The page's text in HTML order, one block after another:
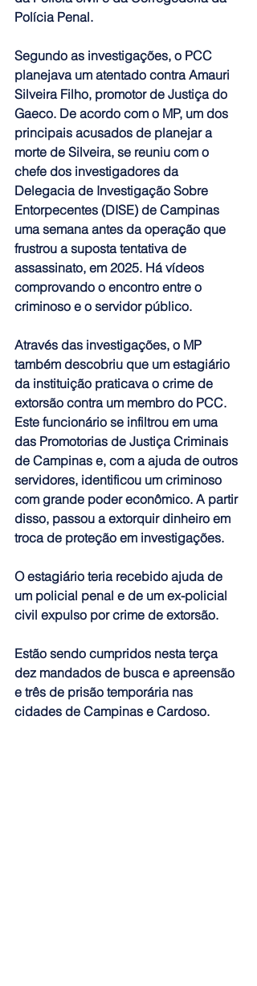
Polícia Penal.
Segundo as investigações, o PCC
planejava um atentado contra Amauri
Silveira Filho, promotor de Justiça do
Gaeco. De acordo com o MP, um dos
principais acusados de planejar a
morte de Silveira, se reuniu com o
chefe dos investigadores da
Delegacia de Investigação Sobre
Entorpecentes (DISE) de Campinas
uma semana antes da operação que
frustrou a suposta tentativa de
assassinato, em 2025. Há vídeos
comprovando o encontro entre o
criminoso e o servidor público.
Através das investigações, o MP
também descobriu que um estagiário
da instituição praticava o crime de
extorsão contra um membro do PCC.
Este funcionário se infiltrou em uma
das Promotorias de Justiça Criminais
de Campinas e, com a ajuda de outros
servidores, identificou um criminoso
com grande poder econômico. A partir
disso, passou a extorquir dinheiro em
troca de proteção em investigações.
O estagiário teria recebido ajuda de
um policial penal e de um ex-policial
civil expulso por crime de extorsão.
Estão sendo cumpridos nesta terça
dez mandados de busca e apreensão
e três de prisão temporária nas
cidades de Campinas e Cardoso.